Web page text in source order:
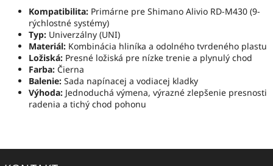
Kompatibilita: Primárne pre Shimano Alivio RD-M430 (9-
rýchlostné systémy)
Typ: Univerzálny (UNI)
Materiál: Kombinácia hliníka a odolného tvrdeného plastu
Ložiská: Presné ložiská pre nízke trenie a plynulý chod
Farba: Čierna
Balenie: Sada napínacej a vodiacej kladky
Výhoda: Jednoduchá výmena, výrazné zlepšenie presnosti
radenia a tichý chod pohonu